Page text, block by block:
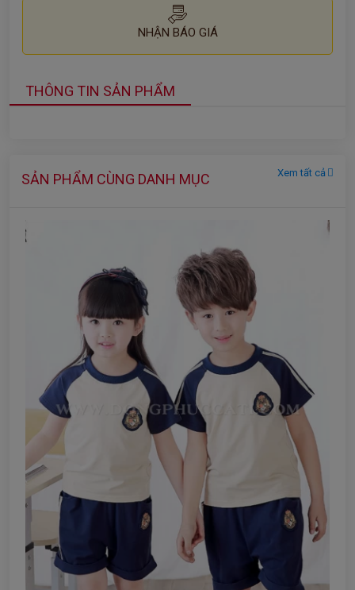
NHẬN BÁO GIÁ
THÔNG TIN SẢN PHẨM
SẢN PHẨM CÙNG DANH MỤC Xem tất cả